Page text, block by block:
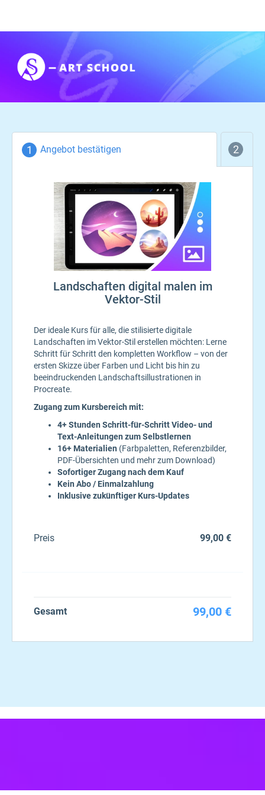
Angebot bestätigen
Landschaften digital malen im
Vektor-Stil
Der ideale Kurs für alle, die stilisierte digitale
Landschaften im Vektor-Stil erstellen möchten: Lerne
Schritt für Schritt den kompletten Workflow – von der
ersten Skizze über Farben und Licht bis hin zu
beeindruckenden Landschaftsillustrationen in
Procreate.
Zugang zum Kursbereich mit:
4+ Stunden Schritt-für-Schritt Video- und
Text-Anleitungen zum Selbstlernen
16+ Materialien (Farbpaletten, Referenzbilder,
PDF-Übersichten und mehr zum Download)
Sofortiger Zugang nach dem Kauf
Kein Abo / Einmalzahlung
Inklusive zukünftiger Kurs-Updates
Preis 99,00 €
Gesamt 99,00 €